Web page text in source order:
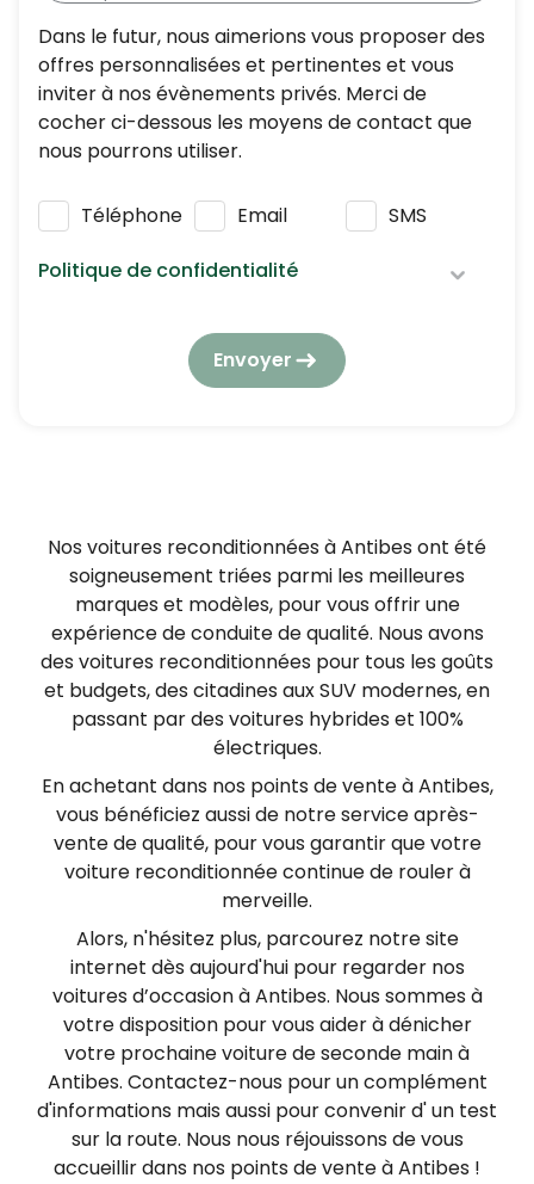
Dans le futur, nous aimerions vous proposer des
offres personnalisées et pertinentes et vous
inviter à nos évènements privés. Merci de
cocher ci-dessous les moyens de contact que
nous pourrons utiliser.
Téléphone Email
SMS
Politique de confidentialité
Nous respectons vos données personnelles :
elles seront utilisées et traitées conformément
politique de confidentialité
tout moment à être démarché par téléphone,
en vous inscrivant gratuitement sur
https://www.bloctel.gouv.fr/.
Envoyer
Nos voitures reconditionnées à Antibes ont été
soigneusement triées parmi les meilleures
marques et modèles, pour vous offrir une
expérience de conduite de qualité. Nous avons
des voitures reconditionnées pour tous les goûts
et budgets, des citadines aux SUV modernes, en
passant par des voitures hybrides et 100%
électriques.
En achetant dans nos points de vente à Antibes,
vous bénéficiez aussi de notre service après-
vente de qualité, pour vous garantir que votre
voiture reconditionnée continue de rouler à
merveille.
Alors, n'hésitez plus, parcourez notre site
internet dès aujourd'hui pour regarder nos
voitures d’occasion à Antibes. Nous sommes à
votre disposition pour vous aider à dénicher
votre prochaine voiture de seconde main à
Antibes. Contactez-nous pour un complément
d'informations mais aussi pour convenir d' un test
sur la route. Nous nous réjouissons de vous
accueillir dans nos points de vente à Antibes !